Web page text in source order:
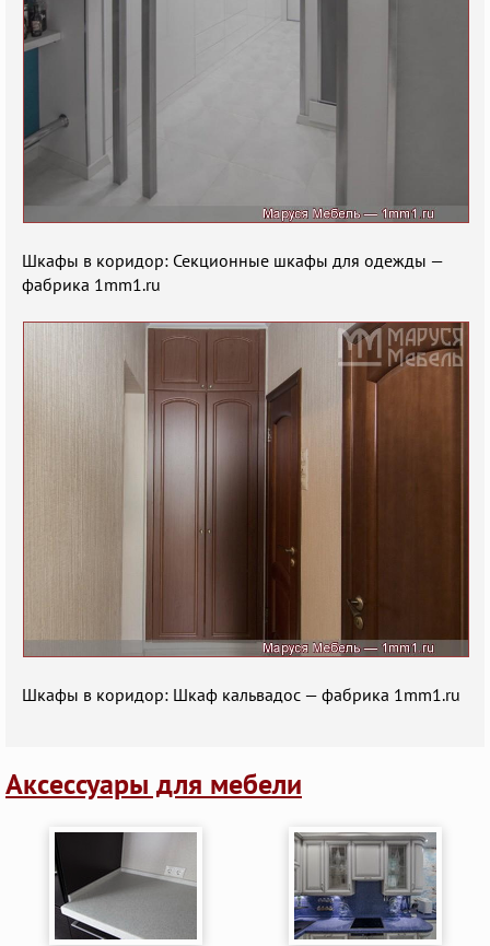
Шкафы в коридор: Секционные шкафы для одежды —
фабрика 1mm1.ru
Шкафы в коридор: Шкаф кальвадос — фабрика 1mm1.ru
Аксессуары для мебели